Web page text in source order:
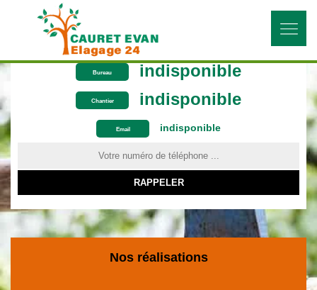
Bureau indisponible
Chantier indisponible
Email indisponible
ON VOUS RAPPELLE GRATUITEMENT
Nos réalisations